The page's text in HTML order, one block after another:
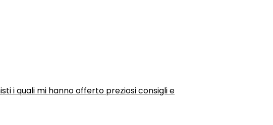
i quali mi hanno offerto preziosi consigli e